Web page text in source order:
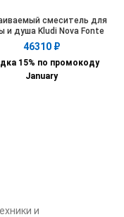
смеситель для
и душа Kludi Nova Fonte
206590515
46310 ₽
15% по промокоду
January
и